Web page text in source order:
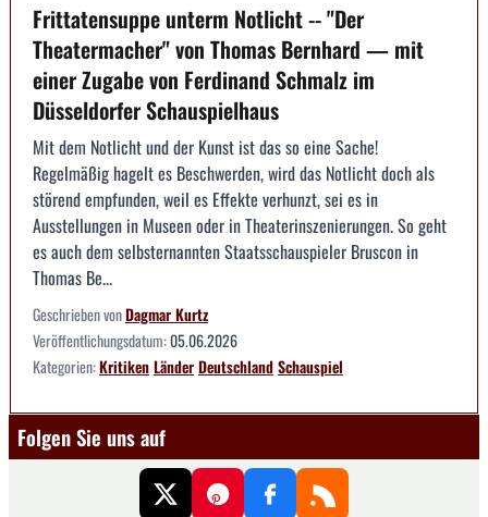
Frittatensuppe unterm Notlicht -- "Der
Theatermacher" von Thomas Bernhard — mit
einer Zugabe von Ferdinand Schmalz im
Düsseldorfer Schauspielhaus
Mit dem Notlicht und der Kunst ist das so eine Sache!
Regelmäßig hagelt es Beschwerden, wird das Notlicht doch als
störend empfunden, weil es Effekte verhunzt, sei es in
Ausstellungen in Museen oder in Theaterinszenierungen. So geht
es auch dem selbsternannten Staatsschauspieler Bruscon in
Thomas Be...
Geschrieben vonDagmar Kurtz
Veröffentlichungsdatum:05.06.2026
Kategorien:KritikenLänderDeutschlandSchauspiel
Folgen Sie uns auf